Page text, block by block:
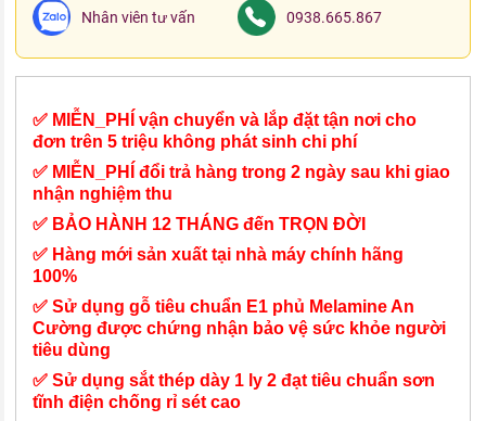
Nhân viên tư vấn 0938.665.867
✅ MIỄN_PHÍ vận chuyển và lắp đặt tận nơi cho
đơn trên 5 triệu không phát sinh chi phí
✅ MIỄN_PHÍ đổi trả hàng trong 2 ngày sau khi giao
nhận nghiệm thu
✅ BẢO HÀNH 12 THÁNG đến TRỌN ĐỜI
✅ Hàng mới sản xuất tại nhà máy chính hãng
100%
✅ Sử dụng gỗ tiêu chuẩn E1 phủ Melamine An
Cường được chứng nhận bảo vệ sức khỏe người
tiêu dùng
✅ Sử dụng sắt thép dày 1 ly 2 đạt tiêu chuẩn sơn
tĩnh điện chống rỉ sét cao